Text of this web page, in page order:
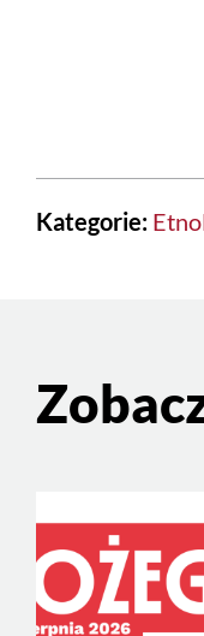
Kategorie: